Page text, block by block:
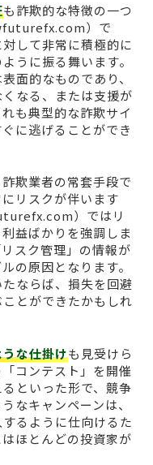
も詐欺的な特徴の一つ
）で
して非常に積極的に
うに振る舞います。
面的なものであり、
なる、または支援が
も典型的な詐欺サイ
に逃げることができ
欺業者の常套手段で
リスクが伴います
）ではリ
益ばかりを強調しま
スク管理」の情報が
の原因となります。
ならば、損失を回避
とができたかもしれ
な仕掛けも見受けら
コンテスト」を開催
といった形で、競争
なキャンペーンは、
るように仕向けるた
ほとんどの投資家が